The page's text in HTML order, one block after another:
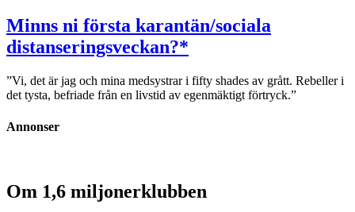
Minns ni första karantän/sociala
distanseringsveckan?*
”Vi, det är jag och mina medsystrar i fifty shades av grått. Rebeller i
det tysta, befriade från en livstid av egenmäktigt förtryck.”
Annonser
Om 1,6 miljonerklubben